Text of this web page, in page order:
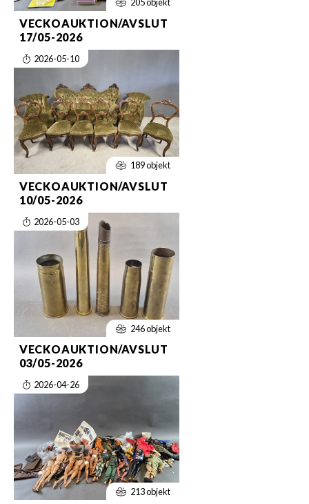
205 objekt
VECKOAUKTION/AVSLUT
17/05-2026
2026-05-10
189 objekt
VECKOAUKTION/AVSLUT
10/05-2026
2026-05-03
246 objekt
VECKOAUKTION/AVSLUT
03/05-2026
2026-04-26
213 objekt